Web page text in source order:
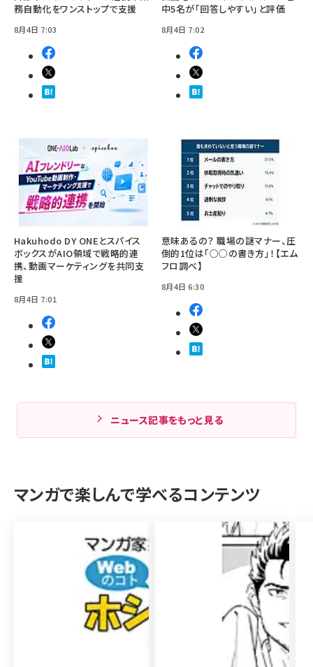
務自動化をワンストップで支援
8月4日 7:03
中5名が「回答しやすい」と評価
8月4日 7:02
Hakuhodo DY ONEとスパイス
ボックスがAIO領域で戦略的連
携、動画マーケティングを共同支
援
8月4日 7:01
意味あるの？ 職場の謎マナー、圧
倒的1位は「○○の書き方」！【エム
フロ調べ】
8月4日 6:30
ニュース記事をもっと見る
マンガで楽しんで学べるコンテンツ